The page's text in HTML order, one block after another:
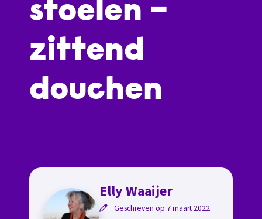
stoelen –
zittend
douchen
Elly Waaijer
Geschreven op 7 maart 2022